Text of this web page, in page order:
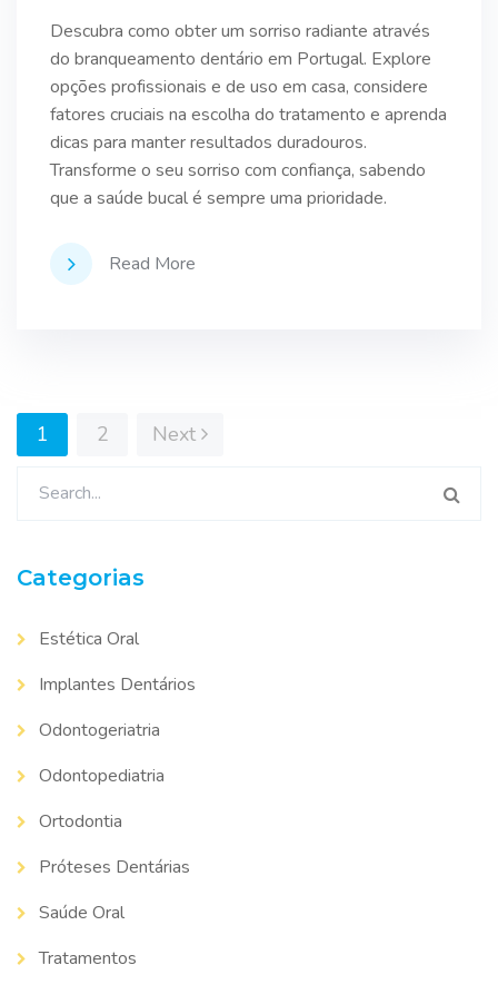
Descubra como obter um sorriso radiante através
do branqueamento dentário em Portugal. Explore
opções profissionais e de uso em casa, considere
fatores cruciais na escolha do tratamento e aprenda
dicas para manter resultados duradouros.
Transforme o seu sorriso com confiança, sabendo
que a saúde bucal é sempre uma prioridade.
Read More
Paginação
dos
1 2 Next
Categorias
Estética Oral
Implantes Dentários
Odontogeriatria
Odontopediatria
Ortodontia
Próteses Dentárias
Saúde Oral
Tratamentos